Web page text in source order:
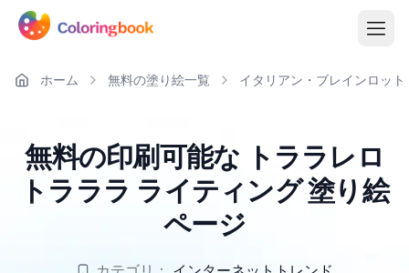
ホーム 無料の塗り絵一覧 イタリアン・ブレインロット
無料の印刷可能な トララレロ
トラララ ライティング 塗り絵
ページ